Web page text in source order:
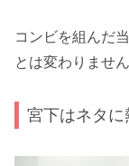
コンビを組んだ
とは変わりません
宮下はネタ